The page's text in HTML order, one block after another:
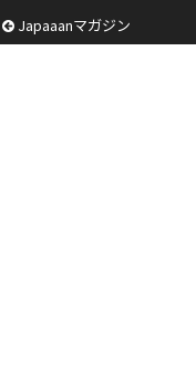
Japaaanマガジン